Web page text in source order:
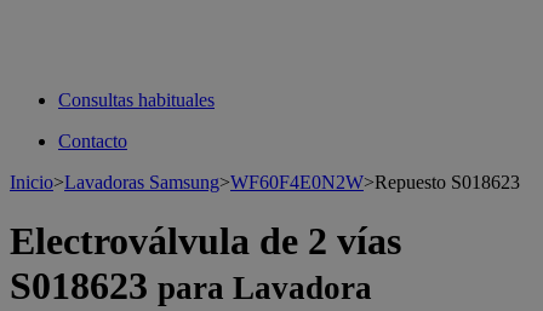
Consultas habituales
Contacto
Inicio>Lavadoras Samsung>WF60F4E0N2W>Repuesto S018623
Electroválvula de 2 vías
S018623 para Lavadora